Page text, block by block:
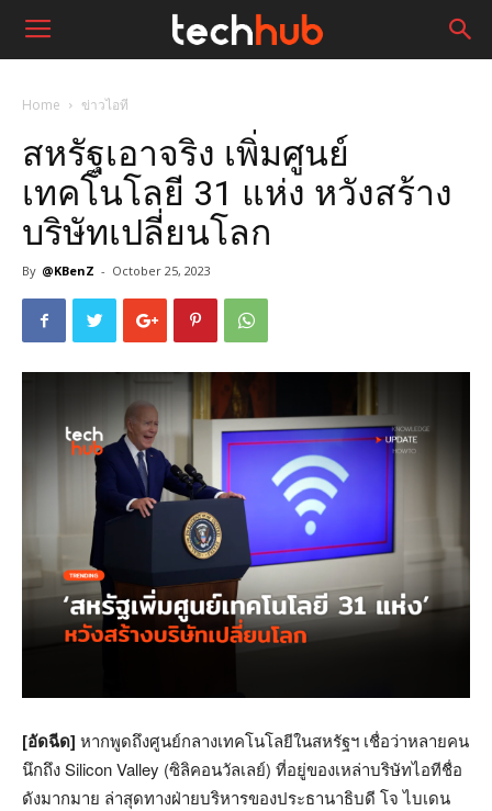
Home ข่าวไอที
สหรัฐเอาจริง เพิ่มศูนย์
เทคโนโลยี 31 แห่ง หวังสร้าง
บริษัทเปลี่ยนโลก
By @KBenZ - October 25, 2023
[อัดฉีด] หากพูดถึงศูนย์กลางเทคโนโลยีในสหรัฐฯ เชื่อว่าหลายคน
นึกถึง Silicon Valley (ซิลิคอนวัลเลย์) ที่อยู่ของเหล่าบริษัทไอทีชื่อ
ดังมากมาย ล่าสุดทางฝ่ายบริหารของประธานาธิบดี โจ ไบเดน